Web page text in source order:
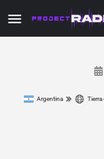
Argentina Tierra